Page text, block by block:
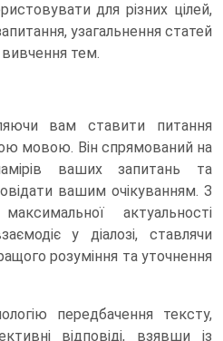
для різних цілей,
узагальнення статей
тем.
вам ставити питання
мовою. Він спрямований на
ваших запитань та
вашим очікуванням. З
актуальності
у діалозі, ставлячи
розуміння та уточнення
передбачення тексту,
відповіді, взявши із